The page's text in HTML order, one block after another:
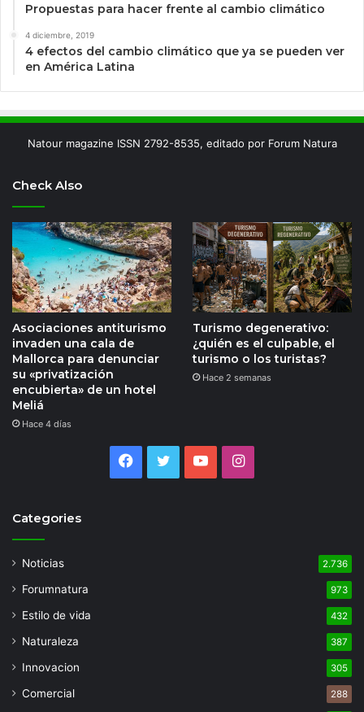
Propuestas para hacer frente al cambio climático
4 diciembre, 2019
4 efectos del cambio climático que ya se pueden ver
en América Latina
Natour magazine ISSN 2792-8535, editado por Forum Natura
Check Also
Asociaciones antiturismo
invaden una cala de
Mallorca para denunciar
su «privatización
encubierta» de un hotel
Meliá
Hace 4 días
Turismo degenerativo:
¿quién es el culpable, el
turismo o los turistas?
Hace 2 semanas
Facebook
TwitterYouTubeInstagram
Categories
Noticias 2.736
Forumnatura 973
Estilo de vida 432
Naturaleza 387
Innovacion 305
Comercial 288